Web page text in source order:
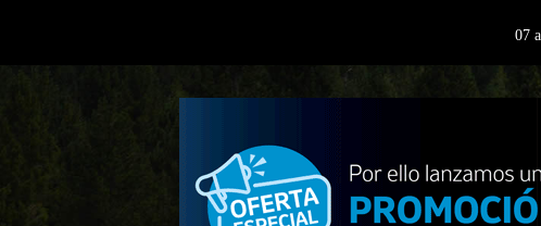
07